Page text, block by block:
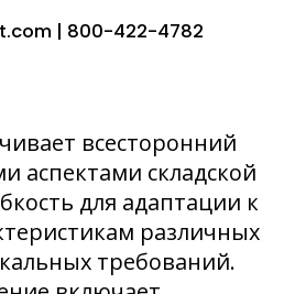
| 800-422-4782
всесторонний
аспектами складской
для адаптации к
различных
требований.